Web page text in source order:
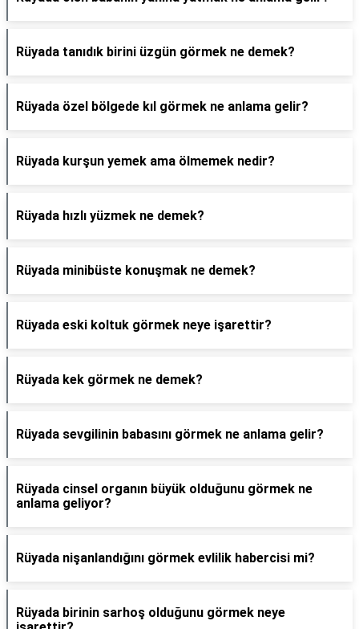
Rüyada tanıdık birini üzgün görmek ne demek?
Rüyada özel bölgede kıl görmek ne anlama gelir?
Rüyada kurşun yemek ama ölmemek nedir?
Rüyada hızlı yüzmek ne demek?
Rüyada minibüste konuşmak ne demek?
Rüyada eski koltuk görmek neye işarettir?
Rüyada kek görmek ne demek?
Rüyada sevgilinin babasını görmek ne anlama gelir?
Rüyada cinsel organın büyük olduğunu görmek ne
anlama geliyor?
Rüyada nişanlandığını görmek evlilik habercisi mi?
Rüyada birinin sarhoş olduğunu görmek neye